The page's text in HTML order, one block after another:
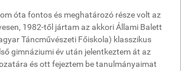
óta fontos és meghatározó része volt az
1982-től jártam az akkori Állami Balett
Táncművészeti Főiskola) klasszikus
gimnáziumi év után jelentkeztem át az
és ott fejeztem be tanulmányaimat